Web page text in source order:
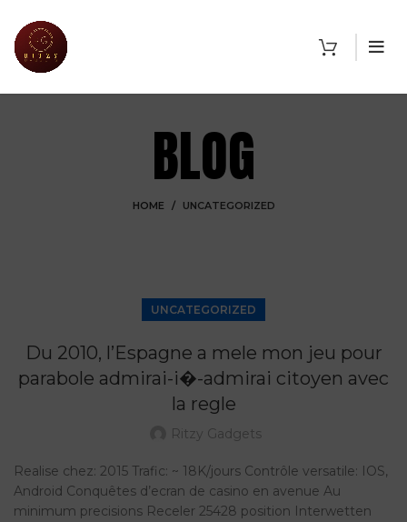
BLOG
HOME UNCATEGORIZED
UNCATEGORIZED
Du 2010, l’Espagne a mele mon jeu pour
parabole admirai-i�-admirai citoyen avec
la regle
Ritzy Gadgets
Realise chez: 2015 Trafic: ~ 18K/jours Contrôle versatile: IOS,
Android Conquêtes d’ecran de casino en avenue Au
minimum precisions Receler 25428 position Interwetten